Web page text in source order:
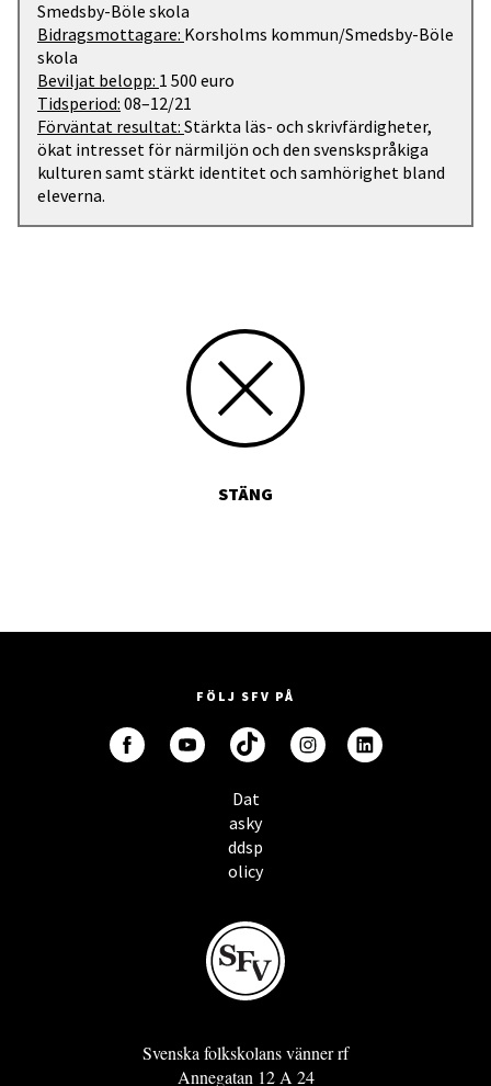
Smedsby-Böle skola
Bidragsmottagare: Korsholms kommun/Smedsby-Böle
skola
Beviljat belopp: 1 500 euro
Tidsperiod: 08–12/21
Förväntat resultat: Stärkta läs- och skrivfärdigheter,
ökat intresset för närmiljön och den svenskspråkiga
kulturen samt stärkt identitet och samhörighet bland
eleverna.
STÄNG
FÖLJ SFV PÅ
Dat
asky
ddsp
olicy
Svenska folkskolans vänner rf
Annegatan 12 A 24